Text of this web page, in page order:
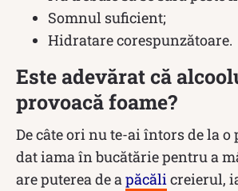
Somnul suficient;
Hidratare corespunzătoare.
Este adevărat că
provoacă foame?
De câte ori nu te-ai întors de la o
dat iama în bucătărie pentru a
are puterea de apăcălicreierul,